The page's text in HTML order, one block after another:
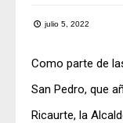
julio 5, 2022
Como parte de
San Pedro, que
Ricaurte, la